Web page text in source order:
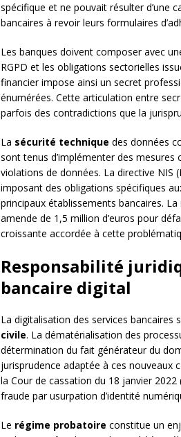
spécifique et ne pouvait résulter d’une
bancaires à revoir leurs formulaires
Les banques doivent composer avec
RGPD et les obligations sectorielles
financier impose ainsi un secret
énumérées. Cette articulation entre
parfois des contradictions que la
La sécurité technique des données
sont tenus d’implémenter des
violations de données. La directive
imposant des obligations spécifiques
principaux établissements bancaires.
amende de 1,5 million d’euros pour
croissante accordée à cette
Responsabilité
bancaire digital
La digitalisation des services bancaires
civile. La dématérialisation des
détermination du fait générateur du
jurisprudence adaptée à ces nouveaux
la Cour de cassation du 18 janvier 2022
fraude par usurpation d’identité
Le régime probatoire constitue un